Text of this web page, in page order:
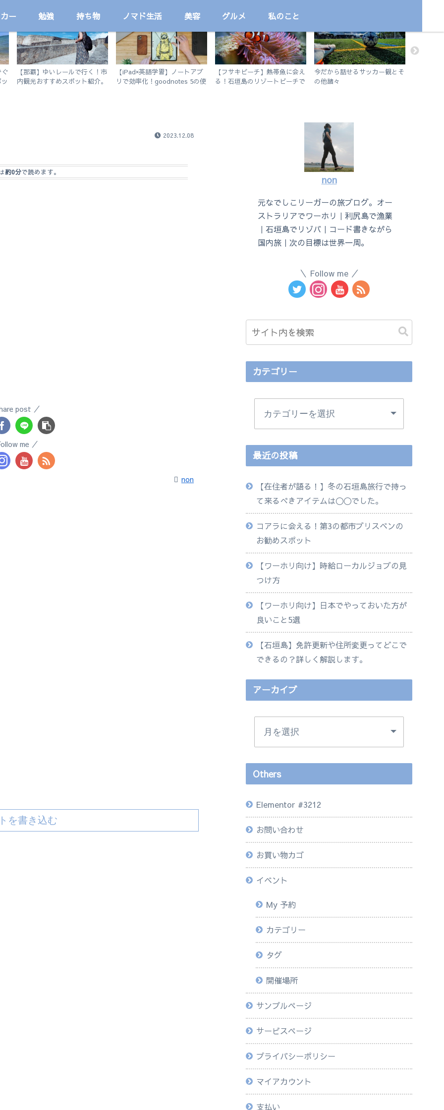
ー 勉強 持ち物 ノマド生活 美容 グルメ 私のこと
ぐ
【那覇】ゆいレールで行く！市
内観光おすすめスポット紹介。
プログラミング学習
【iPad×英語学習】ノートアプ
リで効率化！goodnotes 5の使
国内
【フサキビーチ】熱帯魚に会え
る！石垣島のリゾートビーチで
今だから話せるサッカー観とそ
の他諸々
2023.12.08
約0分で読めます。
post
me
non
を書き込む
non
元なでしこリーガーの旅ブログ。オー
ストラリアでワーホリ｜利尻島で漁業
｜石垣島でリゾバ｜コード書きながら
国内旅｜次の目標は世界一周。
Follow me
カテゴリー
最近の投稿
【在住者が語る！】冬の石垣島旅行で持っ
て来るべきアイテムは◯◯でした。
コアラに会える！第3の都市ブリスベンの
お勧めスポット
【ワーホリ向け】時給ローカルジョブの見
つけ方
【ワーホリ向け】日本でやっておいた方が
良いこと5選
【石垣島】免許更新や住所変更ってどこで
できるの？詳しく解説します。
アーカイブ
Others
Elementor #3212
お問い合わせ
お買い物カゴ
イベント
My 予約
カテゴリー
タグ
開催場所
サンプルページ
サービスページ
プライバシーポリシー
マイアカウント
支払い